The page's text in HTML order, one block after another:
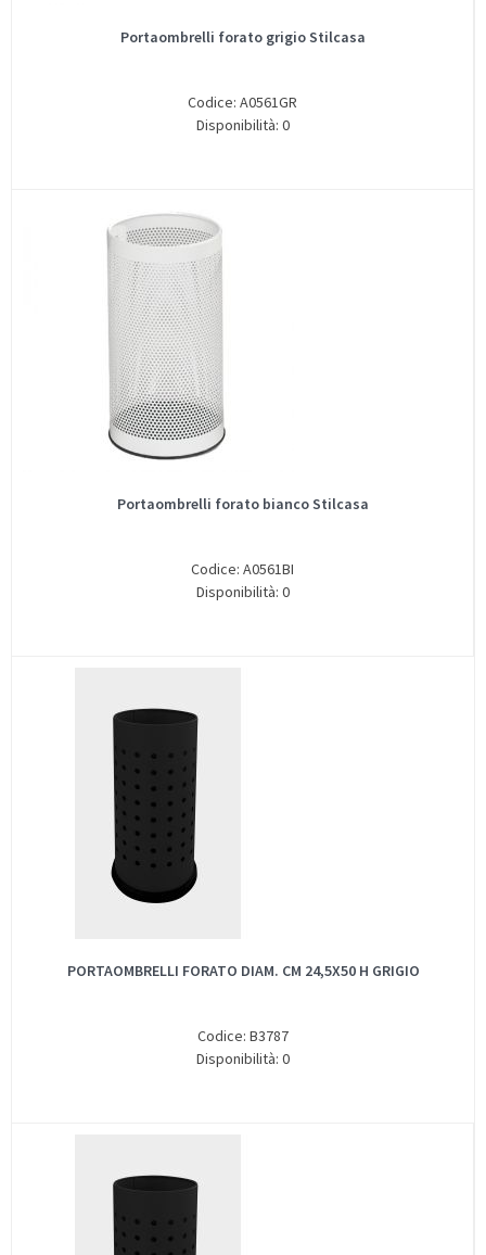
Portaombrelli forato grigio Stilcasa
Codice: A0561GR
Disponibilità: 0
Portaombrelli forato bianco Stilcasa
Codice: A0561BI
Disponibilità: 0
PORTAOMBRELLI FORATO DIAM. CM 24,5X50 H GRIGIO
Codice: B3787
Disponibilità: 0